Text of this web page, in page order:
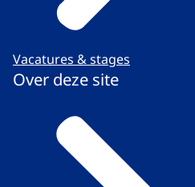
Vacatures & stages
Over deze site